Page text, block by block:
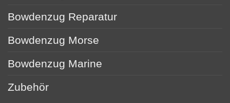
Bowdenzug Reparatur
Bowdenzug Morse
Bowdenzug Marine
Zubehör